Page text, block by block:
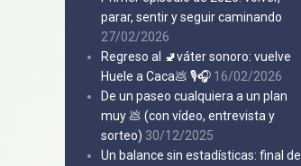
parar, sentir y seguir caminando
27/02/2026
Regreso al 🚽váter sonoro: vuelve
Huele a Caca💩 🎙️🎧 16/02/2026
De un paseo cualquiera a un plan
muy 💩 (con vídeo, entrevista y
sorteo) 30/12/2025
Un balance sin estadísticas: final de